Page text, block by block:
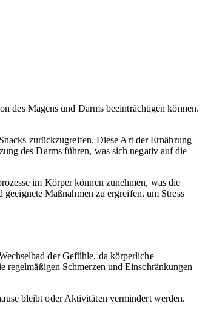
des Magens und Darms beeinträchtigen können.
zurückzugreifen. Diese Art der Ernährung
des Darms führen, was sich negativ auf die
im Körper können zunehmen, was die
Maßnahmen zu ergreifen, um Stress
der Gefühle, da körperliche
regelmäßigen Schmerzen und Einschränkungen
bleibt oder Aktivitäten vermindert werden.